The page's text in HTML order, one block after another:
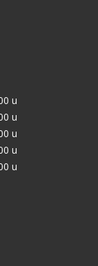
u
u
u
u
u